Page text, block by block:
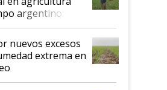
argentino:
nuevos excesos
extrema en